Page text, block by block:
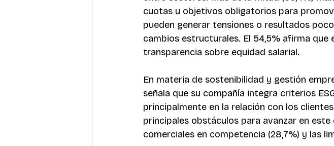
cuotas u objetivos obligatorios para
pueden generar tensiones o resultados
cambios estructurales. El 54,5% afirma que
transparencia sobre equidad salarial.
En materia de sostenibilidad y gestión
señala que su compañía integra criterios
principalmente en la relación con los
principales obstáculos para avanzar en
comerciales en competencia (28,7%) y las